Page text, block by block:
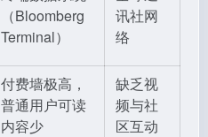
（Bloomberg
Terminal）
讯社网
络
付费墙极高，
普通用户可读
内容少
缺乏视
频与社
区互动